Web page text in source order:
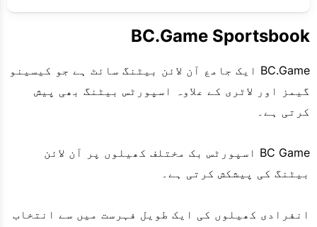
BC.Game Sportsbook
BC.Game ایک جامع آن لائن بیٹنگ سائٹ ہے جو کیسینو
گیمز اور لاٹری کے علاوہ اسپورٹس بیٹنگ بھی پیش
کرتی ہے۔
BC Game اسپورٹس بک مختلف کھیلوں پر آن لائن
بیٹنگ کی پیشکش کرتی ہے۔
انفرادی کھیلوں کی ایک طویل فہرست میں سے انتخاب